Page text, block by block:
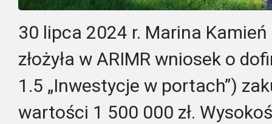
30 lipca 2024 r. Marina
złożyła w ARIMR wniosek o
1.5 „Inwestycje w portach”)
wartości 1 500 000 zł.